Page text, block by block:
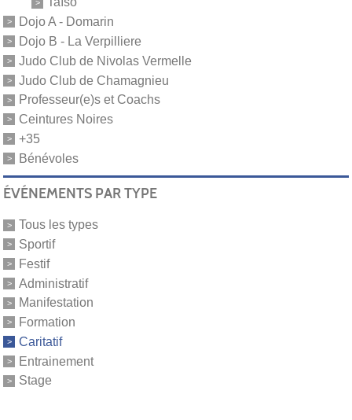
Dojo A - Domarin
Dojo B - La Verpilliere
Judo Club de Nivolas Vermelle
Judo Club de Chamagnieu
Professeur(e)s et Coachs
Ceintures Noires
+35
Bénévoles
ÉVÉNEMENTS PAR TYPE
Tous les types
Sportif
Festif
Administratif
Manifestation
Formation
Caritatif
Entrainement
Stage